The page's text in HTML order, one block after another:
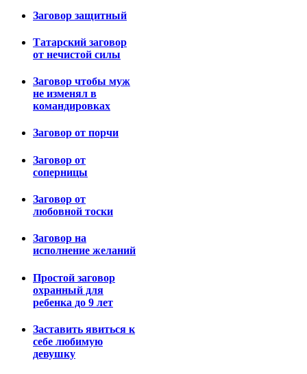
Заговор защитный
Татарский заговор
от нечистой силы
Заговор чтобы муж
не изменял в
командировках
Заговор от порчи
Заговор от
соперницы
Заговор от
любовной тоски
Заговор на
исполнение желаний
Простой заговор
охранный для
ребенка до 9 лет
Заставить явиться к
себе любимую
девушку